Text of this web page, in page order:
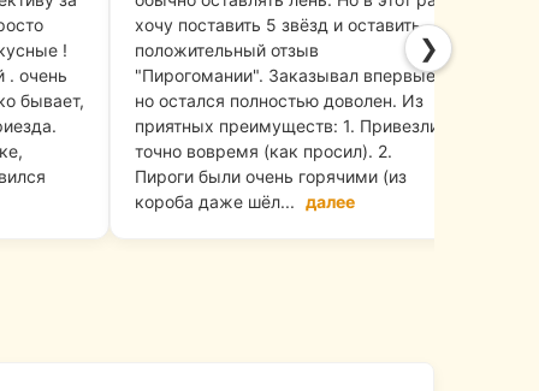
!
. очень
бывает,
хочу поставить 5 звёзд и оставить
положительный отзыв
"Пирогомании". Заказывал впервые,
но остался полностью доволен. Из
приятных преимуществ: 1. Привезли
точно вовремя (как просил). 2.
Пироги были очень горячими (из
короба даже шёл... далее
❯